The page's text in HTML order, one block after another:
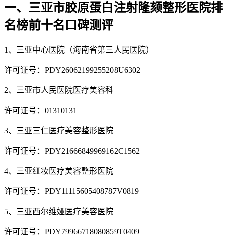
一、三亚市胶原蛋白注射隆颏整形医院排
名榜前十名口碑测评
1、三亚中心医院（海南省第三人民医院）
许可证号：PDY26062199255208U6302
2、三亚市人民医院医疗美容科
许可证号：01310131
3、三亚三仁医疗美容整形医院
许可证号：PDY21666849969162C1562
4、三亚红妆医疗美容整形医院
许可证号：PDY11115605408787V0819
5、三亚西尔维娅医疗美容医院
许可证号：PDY79966718080859T0409